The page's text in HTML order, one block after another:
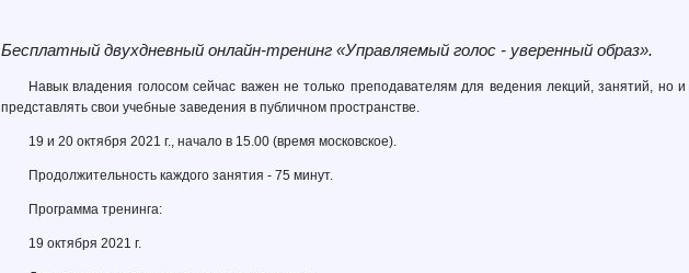
Бесплатный двухдневный онлайн-тренинг «Управляемый голос - уверенный образ».
Навык владения голосом сейчас важен не только преподавателям для ведения лекций, занятий, но
представлять свои учебные заведения в публичном пространстве.
19 и 20 октября 2021 г., начало в 15.00 (время московское).
Продолжительность каждого занятия - 75 минут.
Программа тренинга:
19 октября 2021 г.